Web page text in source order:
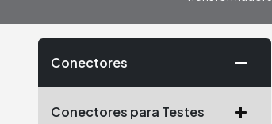
Conectores
Conectores para Testes